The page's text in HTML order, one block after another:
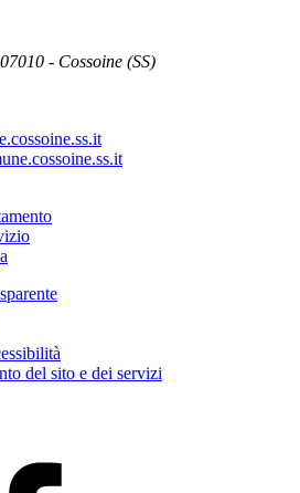
- Cossoine (SS)
del sito e dei servizi